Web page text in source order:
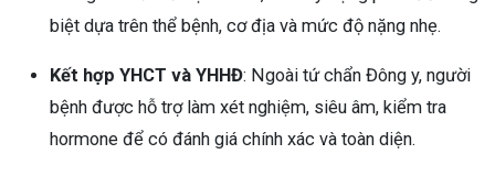
biệt dựa trên thể bệnh, cơ địa và mức độ nặng nhẹ.
Kết hợp YHCT và YHHĐ: Ngoài tứ chẩn Đông y, người
bệnh được hỗ trợ làm xét nghiệm, siêu âm, kiểm tra
hormone để có đánh giá chính xác và toàn diện.